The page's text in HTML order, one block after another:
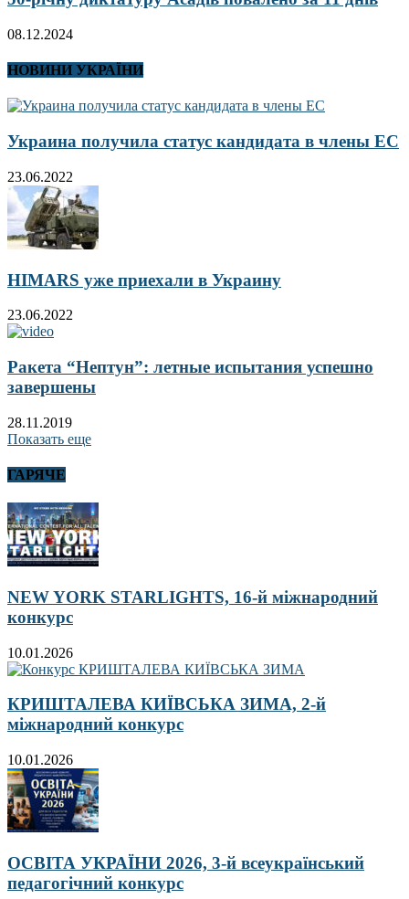
08.12.2024
НОВИНИ УКРАЇНИ
Украина получила статус кандидата в члены ЕС
23.06.2022
HIMARS уже приехали в Украину
23.06.2022
Ракета “Нептун”: летные испытания успешно
завершены
28.11.2019
Показать еще
ГАРЯЧЕ
NEW YORK STARLIGHTS, 16-й міжнародний
конкурс
10.01.2026
КРИШТАЛЕВА КИЇВСЬКА ЗИМА, 2-й
міжнародний конкурс
10.01.2026
ОСВІТА УКРАЇНИ 2026, 3-й всеукраїнський
педагогічний конкурс